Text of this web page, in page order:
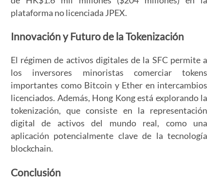
plataforma no licenciada JPEX.
Innovación y Futuro de la Tokenización
El régimen de activos digitales de la SFC permite a
los inversores minoristas comerciar tokens
importantes como Bitcoin y Ether en intercambios
licenciados. Además, Hong Kong está explorando la
tokenización, que consiste en la representación
digital de activos del mundo real, como una
aplicación potencialmente clave de la tecnología
blockchain.
Conclusión